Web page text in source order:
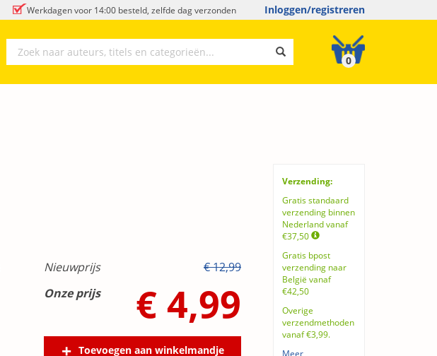
Werkdagen voor 14:00 besteld, zelfde dag verzonden Inloggen/registreren
0
Verzending:
Gratis standaard
verzending binnen
Nederland vanaf
€37,50
Gratis bpost
verzending naar
België vanaf
€42,50
Overige
verzendmethoden
vanaf €3,99.
Meer
Nieuwprijs
€ 12,99
Onze prijs
€ 4,99
Toevoegen aan winkelmandje